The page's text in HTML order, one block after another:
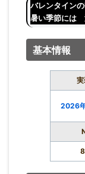
バレンタイン
暑い季節には
基本情報
実
2026